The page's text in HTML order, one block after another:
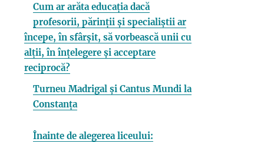
Cum ar arăta educația dacă
profesorii, părinții și specialiștii ar
începe, în sfârșit, să vorbească unii cu
alții, în înțelegere și acceptare
reciprocă?
Turneu Madrigal și Cantus Mundi la
Constanța
Înainte de alegerea liceului: